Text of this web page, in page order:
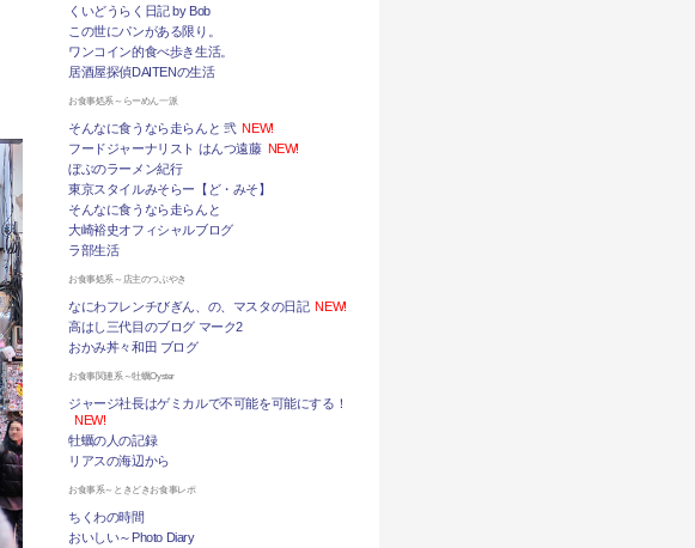
くいどうらく日記 by Bob
この世にパンがある限り。
ワンコイン的食べ歩き生活。
居酒屋探偵DAITENの生活
お食事処系～らーめん一派
そんなに食うなら走らんと 弐 NEW!
フードジャーナリスト はんつ遠藤 NEW!
ぼぶのラーメン紀行
東京スタイルみそらー【ど・みそ】
そんなに食うなら走らんと
大崎裕史オフィシャルブログ
ラ部生活
お食事処系～店主のつぶやき
なにわフレンチびぎん、の、マスタの日記 NEW!
高はし三代目のブログ マーク2
おかみ丼々和田 ブログ
お食事関連系～牡蠣Oyster
ジャージ社長はゲミカルで不可能を可能にする！
NEW!
牡蠣の人の記録
リアスの海辺から
お食事系～ときどきお食事レポ
ちくわの時間
おいしい～Photo Diary